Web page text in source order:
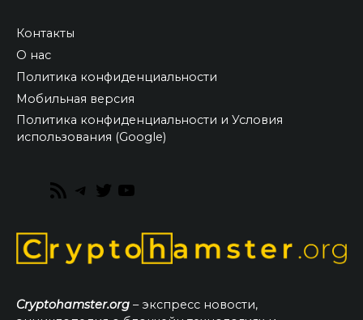
Контакты
О нас
Политика конфиденциальности
Мобильная версия
Политика конфиденциальности и Условия
использования (Google)
RSS
Telegram
Twitter
Cryptohamster.org – экспресс новости,